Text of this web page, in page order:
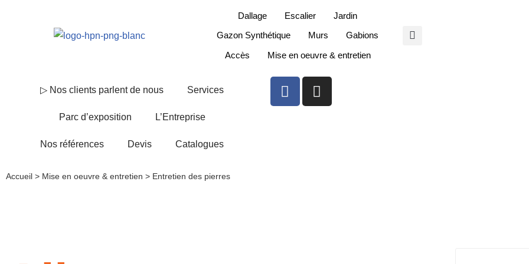
Dallage Escalier
Jardin
Gazon Synthétique
Murs
Gabions
Accès
Mise en oeuvre & entretien
▷ Nos clients parlent de nous Services
Parc d’exposition L’Entreprise
Nos références Devis Catalogues
Accueil > Mise en oeuvre & entretien > Entretien des pierres